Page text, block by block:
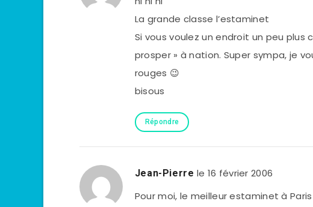
La grande classe l’estaminet
Si vous voulez un endroit un peu plus
prosper » à nation. Super sympa, je
rouges 😉
bisous
Répondre
Jean-Pierre le 16 février 2006
Pour moi, le meilleur estaminet à